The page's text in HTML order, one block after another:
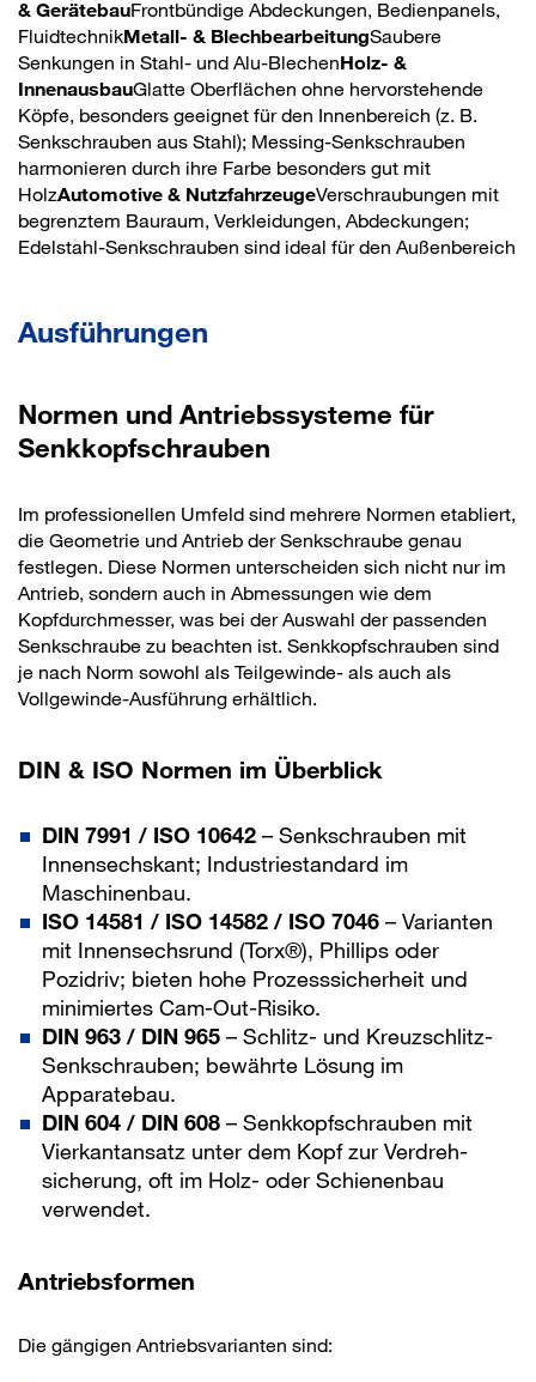
& GerätebauFrontbündige Abdeckungen, Bedienpanels,
FluidtechnikMetall- & BlechbearbeitungSaubere
Senkungen in Stahl- und Alu-BlechenHolz- &
InnenausbauGlatte Oberflächen ohne hervorstehende
Köpfe, besonders geeignet für den Innenbereich (z. B.
Senkschrauben aus Stahl); Messing-Senkschrauben
harmonieren durch ihre Farbe besonders gut mit
HolzAutomotive & NutzfahrzeugeVerschraubungen mit
begrenztem Bauraum, Verkleidungen, Abdeckungen;
Edelstahl-Senkschrauben sind ideal für den Außenbereich
Ausführungen
Normen und Antriebssysteme für
Senkkopfschrauben
Im professionellen Umfeld sind mehrere Normen etabliert,
die Geometrie und Antrieb der Senkschraube genau
festlegen. Diese Normen unterscheiden sich nicht nur im
Antrieb, sondern auch in Abmessungen wie dem
Kopfdurchmesser, was bei der Auswahl der passenden
Senkschraube zu beachten ist. Senkkopfschrauben sind
je nach Norm sowohl als Teilgewinde- als auch als
Vollgewinde-Ausführung erhältlich.
DIN & ISO Normen im Überblick
DIN 7991 / ISO 10642 – Senkschrauben mit
Innensechskant; Industriestandard im
Maschinenbau.
ISO 14581 / ISO 14582 / ISO 7046 – Varianten
mit Innensechsrund (Torx®), Phillips oder
Pozidriv; bieten hohe Prozesssicherheit und
minimiertes Cam-Out-Risiko.
DIN 963 / DIN 965 – Schlitz- und Kreuzschlitz-
Senkschrauben; bewährte Lösung im
Apparatebau.
DIN 604 / DIN 608 – Senkkopfschrauben mit
Vierkantansatz unter dem Kopf zur Verdreh­
sicherung, oft im Holz- oder Schienenbau
verwendet.
Antriebsformen
Die gängigen Antriebsvarianten sind: